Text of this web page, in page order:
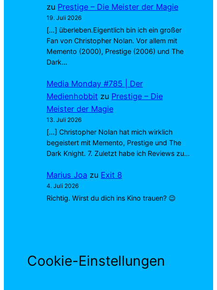
zu Prestige – Die Meister der Magie
19. Juli 2026
[…] überleben.Eigentlich bin ich ein großer
Fan von Christopher Nolan. Vor allem mit
Memento (2000), Prestige (2006) und The
Dark…
Media Monday #785 | Der
Medienhobbit zu Prestige – Die
Meister der Magie
13. Juli 2026
[…] Christopher Nolan hat mich wirklich
begeistert mit Memento, Prestige und The
Dark Knight. 7. Zuletzt habe ich Reviews zu…
Marius Joa zu Exit 8
4. Juli 2026
Richtig. Wirst du dich ins Kino trauen? 😉
Cookie-Einstellungen